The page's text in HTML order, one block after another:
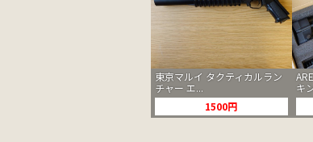
東京マルイ タクティカルラン
チャー エ...
1500円
キ